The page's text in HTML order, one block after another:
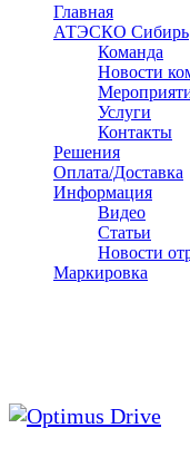
Главная
АТЭСКО Сибирь
Команда
Новости
Услуги
Контакты
Решения
Оплата/Доставка
Информация
Видео
Статьи
Новости
Маркировка